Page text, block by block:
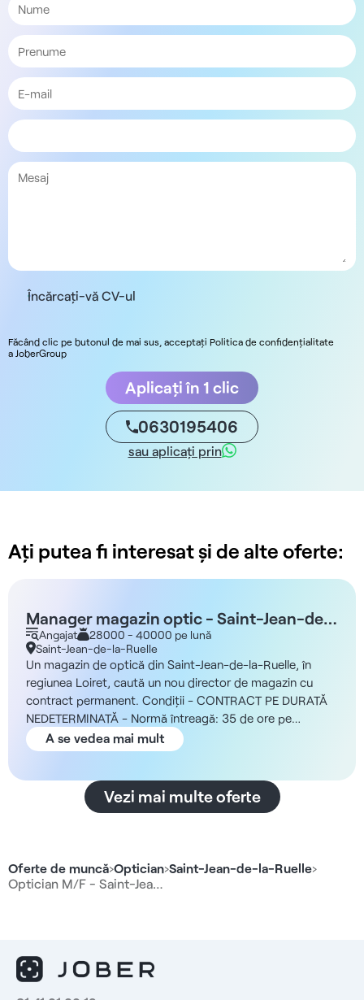
Oferte de muncă›Optician›Saint-Jean-de-la-Ruelle›
Optician M/F - Saint-Jea…
Încărcați-vă CV-ul
Făcând clic pe butonul de mai sus, acceptați Politica de confidențialitate
a JoberGroup
Aplicați în 1 clic
0630195406
sau aplicați prin
Ați putea fi interesat și de alte oferte:
Manager magazin optic - Saint-Jean-de-
la-Ruelle 45
Angajat
28000 - 40000 pe lună
Saint-Jean-de-la-Ruelle
Un magazin de optică din Saint-Jean-de-la-Ruelle, în
regiunea Loiret, caută un nou director de magazin cu
contract permanent. Condiții - CONTRACT PE DURATĂ
NEDETERMINATĂ - Normă întreagă: 35 de ore pe
săptămână - De ocupat cât mai curând posibil Structura
Vă veți alătura unui grup privat fără scop lucrativ care își
135 de unități și servicii și aproape 1 800 de angajați.
Postul se desfășoară într-un magazin de optică local, în
pacienților. Grupul oferă, de asemenea, formare și sprijin
în carieră pentru a contribui la dezvoltarea
vânzărilor - Monitorizarea dosarelor clienților și asigurarea
serviciului post-vânzare pentru serviciile oferite -
A se vedea mai mult
Vezi mai multe oferte